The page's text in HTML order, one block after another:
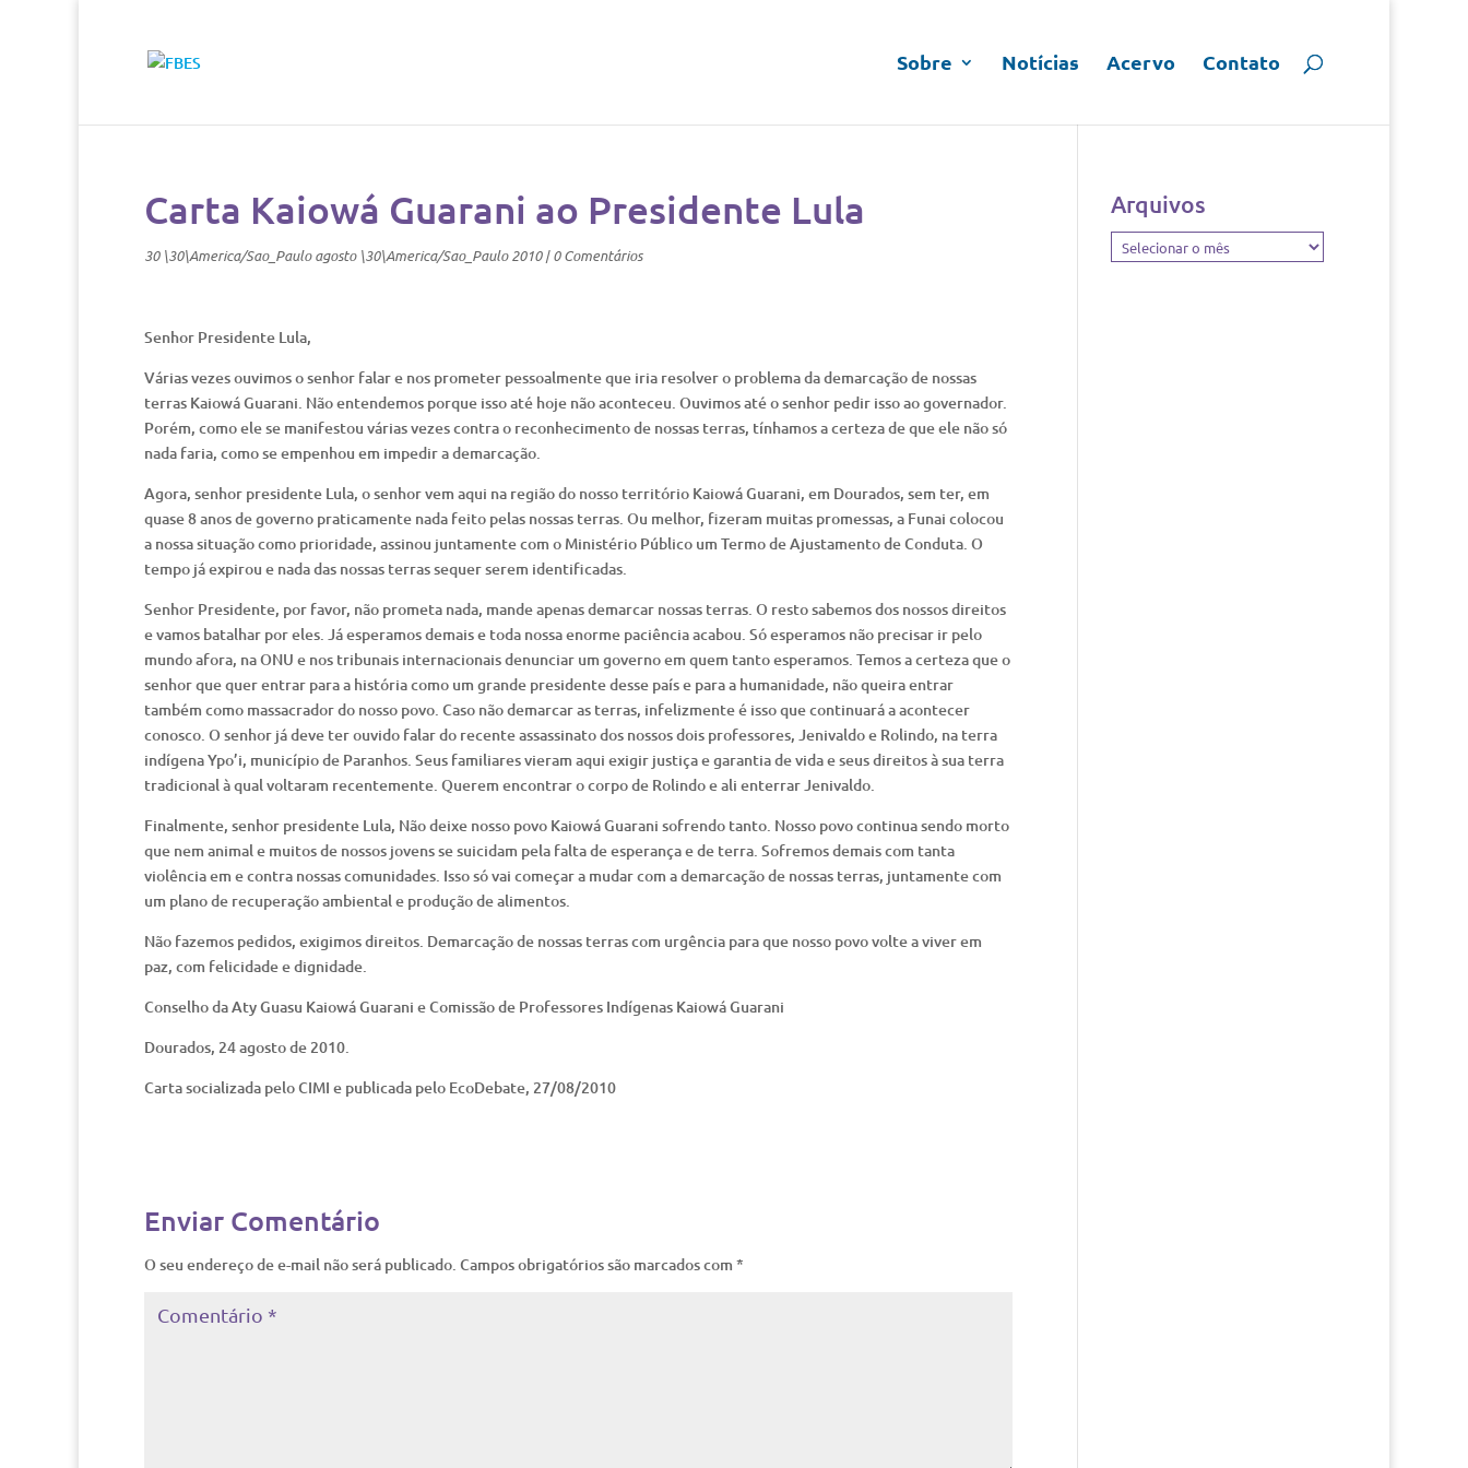
Sobre Notícias Acervo Contato
Carta Kaiowá Guarani ao Presidente Lula
30 \30\America/Sao_Paulo agosto \30\America/Sao_Paulo 2010|0 Comentários
Senhor Presidente Lula,
Várias vezes ouvimos o senhor falar e nos prometer pessoalmente que iria resolver o problema da demarcação de nossas
terras Kaiowá Guarani. Não entendemos porque isso até hoje não aconteceu. Ouvimos até o senhor pedir isso ao governador.
Porém, como ele se manifestou várias vezes contra o reconhecimento de nossas terras, tínhamos a certeza de que ele não só
nada faria, como se empenhou em impedir a demarcação.
Agora, senhor presidente Lula, o senhor vem aqui na região do nosso território Kaiowá Guarani, em Dourados, sem ter, em
quase 8 anos de governo praticamente nada feito pelas nossas terras. Ou melhor, fizeram muitas promessas, a Funai colocou
a nossa situação como prioridade, assinou juntamente com o Ministério Público um Termo de Ajustamento de Conduta. O
tempo já expirou e nada das nossas terras sequer serem identificadas.
Senhor Presidente, por favor, não prometa nada, mande apenas demarcar nossas terras. O resto sabemos dos nossos direitos
e vamos batalhar por eles. Já esperamos demais e toda nossa enorme paciência acabou. Só esperamos não precisar ir pelo
mundo afora, na ONU e nos tribunais internacionais denunciar um governo em quem tanto esperamos. Temos a certeza que o
senhor que quer entrar para a história como um grande presidente desse país e para a humanidade, não queira entrar
também como massacrador do nosso povo. Caso não demarcar as terras, infelizmente é isso que continuará a acontecer
conosco. O senhor já deve ter ouvido falar do recente assassinato dos nossos dois professores, Jenivaldo e Rolindo, na terra
indígena Ypo’i, município de Paranhos. Seus familiares vieram aqui exigir justiça e garantia de vida e seus direitos à sua terra
tradicional à qual voltaram recentemente. Querem encontrar o corpo de Rolindo e ali enterrar Jenivaldo.
Finalmente, senhor presidente Lula, Não deixe nosso povo Kaiowá Guarani sofrendo tanto. Nosso povo continua sendo morto
que nem animal e muitos de nossos jovens se suicidam pela falta de esperança e de terra. Sofremos demais com tanta
violência em e contra nossas comunidades. Isso só vai começar a mudar com a demarcação de nossas terras, juntamente com
um plano de recuperação ambiental e produção de alimentos.
Não fazemos pedidos, exigimos direitos. Demarcação de nossas terras com urgência para que nosso povo volte a viver em
paz, com felicidade e dignidade.
Conselho da Aty Guasu Kaiowá Guarani e Comissão de Professores Indígenas Kaiowá Guarani
Dourados, 24 agosto de 2010.
Carta socializada pelo CIMI e publicada pelo EcoDebate, 27/08/2010
Enviar Comentário
O seu endereço de e-mail não será publicado. Campos obrigatórios são marcados com *
Arquivos
Arquivos